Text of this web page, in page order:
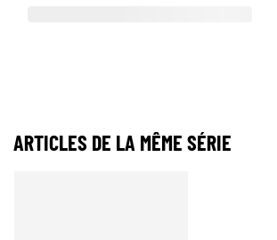
ARTICLES DE LA MÊME SÉRIE